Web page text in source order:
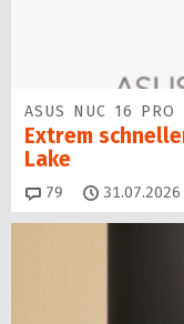
ASUS NUC 16 PRO
Extrem
Lake
79 Kommentare
31.07.2026